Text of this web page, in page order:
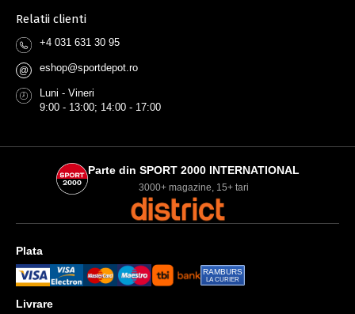
Relatii clienti
+4 031 631 30 95
@ eshop@sportdepot.ro
Luni - Vineri
9:00 - 13:00; 14:00 - 17:00
Parte din SPORT 2000 INTERNATIONAL
3000+ magazine, 15+ tari
Plata
RAMBURS
LA CURIER
Livrare